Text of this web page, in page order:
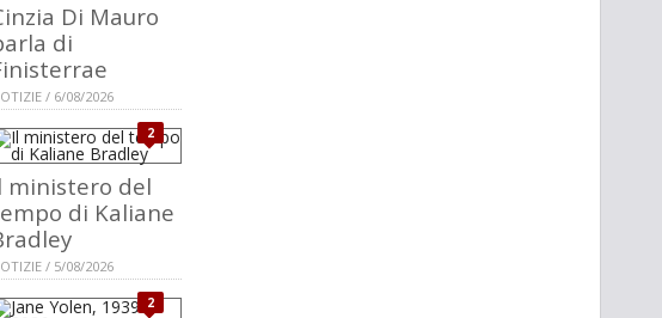
Di Mauro
di
/ 6/08/2026
2
ministero del
di Kaliane
/ 5/08/2026
2